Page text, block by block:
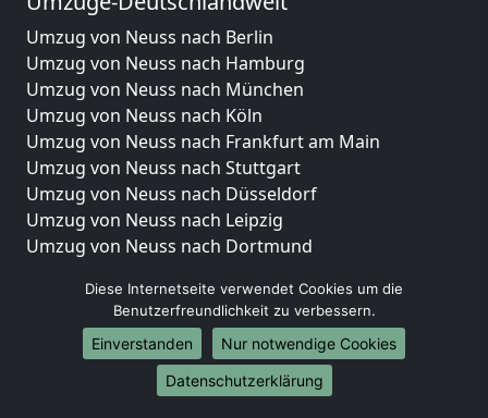
Umzug von Neuss nach Berlin
Umzug von Neuss nach Hamburg
Umzug von Neuss nach München
Umzug von Neuss nach Köln
Umzug von Neuss nach Frankfurt am Main
Umzug von Neuss nach Stuttgart
Umzug von Neuss nach Düsseldorf
Umzug von Neuss nach Leipzig
Umzug von Neuss nach Dortmund
Umzug von Neuss nach Bremen
Umzug von Neuss nach Dresden
Umzug von Neuss nach Hannover
Umzug von Neuss nach Nürnberg
Umzug von Neuss nach Duisburg
Diese Internetseite verwendet Cookies um die
Benutzerfreundlichkeit zu verbessern.
Einverstanden
Nur notwendige Cookies
Datenschutzerklärung